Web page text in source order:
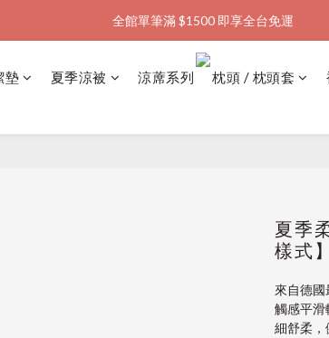
加入會員購物金  馬上領  馬上折
全館單筆滿 $1500 即享全台免運
加入會員購物金  馬上領  馬上折
墊 夏季涼被 涼蓆系列 枕頭 / 枕頭套
夏季
樣式】
來自德
觸感平滑
細舒柔，